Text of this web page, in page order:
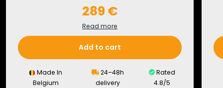
289 €
Read more
Add to cart
Made In
Belgium
24–48h
delivery
Rated
4.8/5